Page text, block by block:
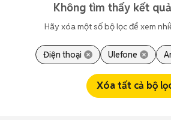
Không tìm thấy kết
Hãy xóa một số bộ lọc để xem
Điện thoại Ulefone
Xóa tất cả bộ